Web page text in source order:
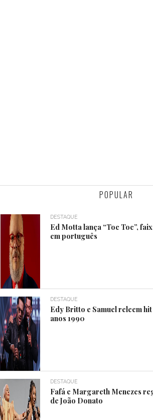
POPULAR
DESTAQUE
Ed Motta lança “Toc Toc”,
em português
DESTAQUE
Edy Britto e Samuel releem
anos 1990
DESTAQUE
Fafá e Margareth Menezes
de João Donato